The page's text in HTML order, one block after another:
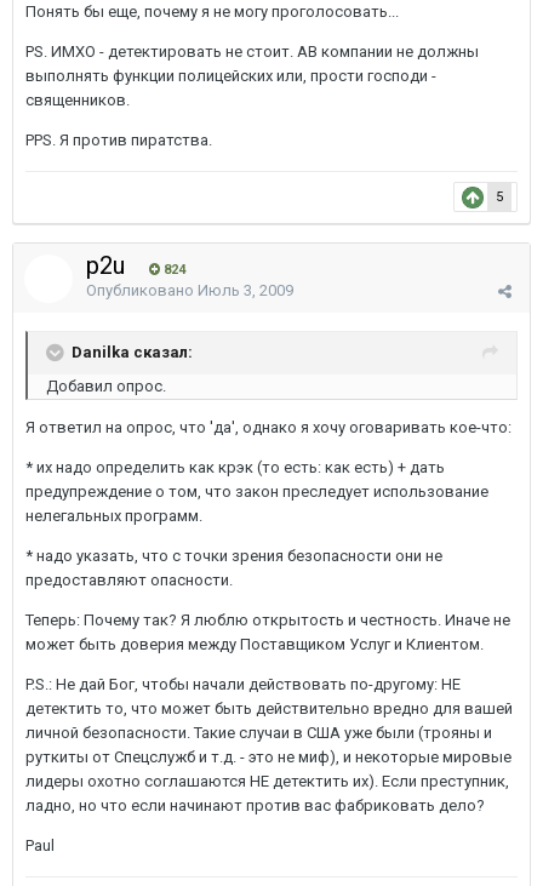
Понять бы еще, почему я не могу проголосовать...
PS. ИМХО - детектировать не стоит. АВ компании не должны
выполнять функции полицейских или, прости господи -
священников.
PPS. Я против пиратства.
5
p2u 824
Опубликовано Июль 3, 2009
Danilka сказал:
Добавил опрос.
Я ответил на опрос, что 'да', однако я хочу оговаривать кое-что:
* их надо определить как крэк (то есть: как есть) + дать
предупреждение о том, что закон преследует использование
нелегальных программ.
* надо указать, что с точки зрения безопасности они не
предоставляют опасности.
Теперь: Почему так? Я люблю открытость и честность. Иначе не
может быть доверия между Поставщиком Услуг и Клиентом.
P.S.: Не дай Бог, чтобы начали действовать по-другому: НЕ
детектить то, что может быть действительно вредно для вашей
личной безопасности. Такие случаи в США уже были (трояны и
руткиты от Спецслужб и т.д. - это не миф), и некоторые мировые
лидеры охотно соглашаются НЕ детектить их). Если преступник,
ладно, но что если начинают против вас фабриковать дело?
Paul